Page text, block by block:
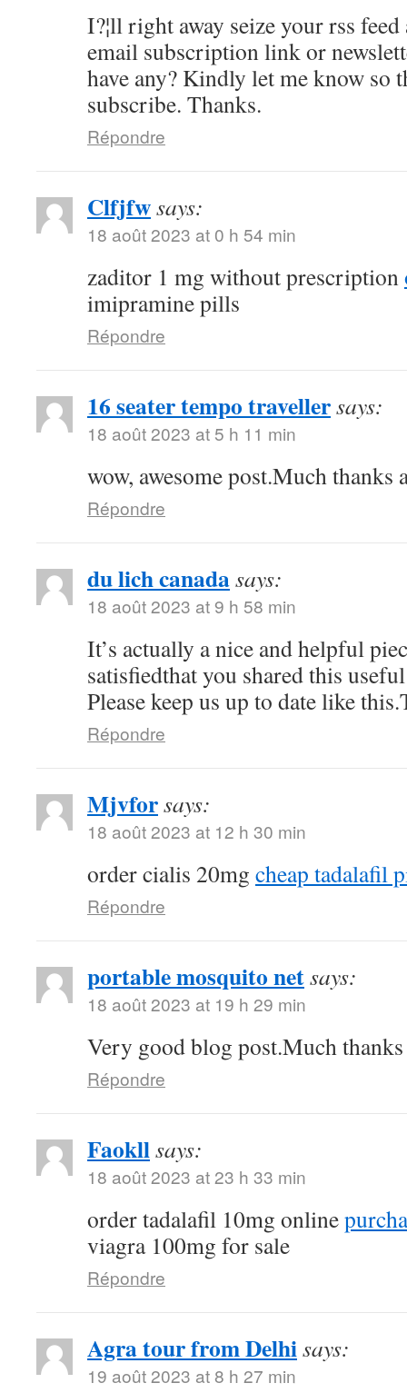
I?¦ll right away seize your rss
email subscription link or
have any? Kindly let me know so
subscribe. Thanks.
Répondre
Clfjfwsays:
18 août 2023 at 0 h 54 min
zaditor 1 mg without prescription
imipramine pills
Répondre
16 seater tempo travellersays:
18 août 2023 at 5 h 11 min
wow, awesome post.Much thanks
Répondre
du lich canadasays:
18 août 2023 at 9 h 58 min
It’s actually a nice and helpful
satisfiedthat you shared this
Please keep us up to date like
Répondre
Mjvforsays:
18 août 2023 at 12 h 30 min
order cialis 20mg cheap tadalafil
Répondre
portable mosquito netsays:
18 août 2023 at 19 h 29 min
Very good blog post.Much
Répondre
Faokllsays:
18 août 2023 at 23 h 33 min
order tadalafil 10mg online
viagra 100mg for sale
Répondre
Agra tour from Delhisays:
19 août 2023 at 8 h 27 min